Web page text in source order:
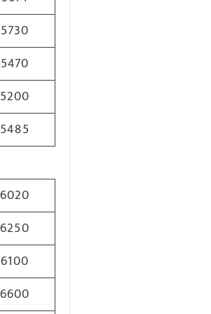
5730
5470
5200
5485
6020
6250
6100
6600